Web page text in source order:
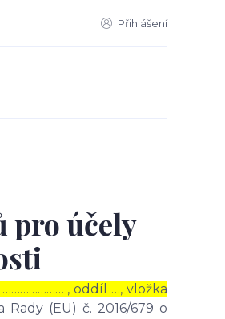
Přihlášení
pro účely
, oddíl …, vložka
(EU) č. 2016/679 o